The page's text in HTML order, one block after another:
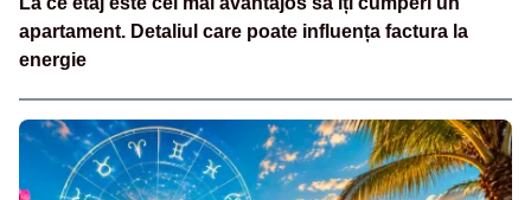
apartament. Detaliul care poate influența factura la
energie